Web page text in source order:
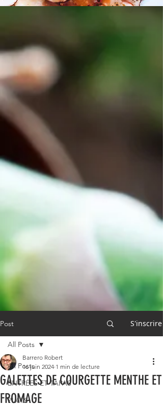
Post S'inscrire
All Posts
ENTRÉES ET TAPAS
PLATS
All Posts
GALETTES DE COURGETTE MENTHE ET
FROMAGE
Barrero Robert
16 juin 2024 1 min de lecture